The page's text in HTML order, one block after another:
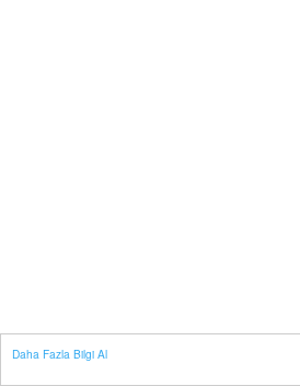
Daha Fazla Bilgi Al